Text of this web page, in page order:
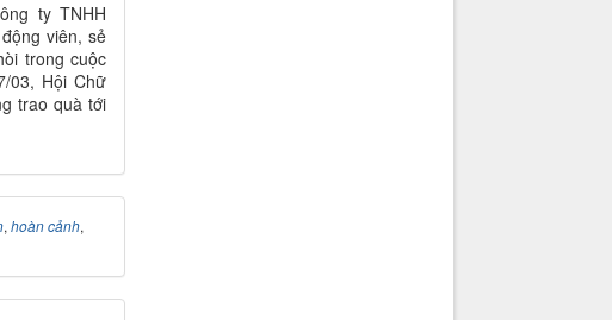
ty TNHH
viên, sẻ
trong cuộc
03, Hội Chữ
trao quà tới
, hoàn cảnh,